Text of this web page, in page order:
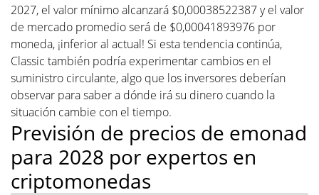
2027, el valor mínimo alcanzará $0,00038522387 y el valor
de mercado promedio será de $0,00041893976 por
moneda, ¡inferior al actual! Si esta tendencia continúa,
Classic también podría experimentar cambios en el
suministro circulante, algo que los inversores deberían
observar para saber a dónde irá su dinero cuando la
situación cambie con el tiempo.
Previsión de precios de emonad
para 2028 por expertos en
criptomonedas